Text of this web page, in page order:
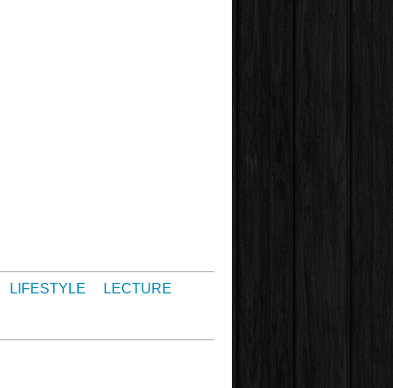
LIFESTYLE LECTURE